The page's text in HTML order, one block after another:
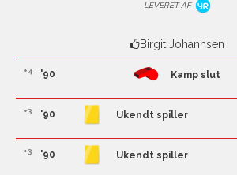
LEVERET AF
Birgit Johannsen
'90
+4 Kamp slut
'90
+3 Ukendt spiller
'90
+3 Ukendt spiller